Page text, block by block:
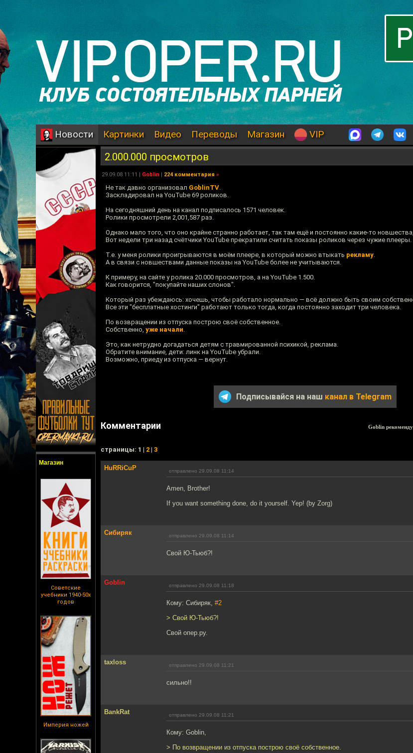
Новости Картинки Видео Переводы Магазин VIP
Магазин
Советские
учебники 1940-50х
годов
Империя ножей
2.000.000 просмотров
29.09.08 11:11 | Goblin | 224 комментария »
Не так давно организовал GoblinTV.
Заскладировал на YouTube 69 роликов.
На сегодняшний день на канал подписалось 1571 человек.
Ролики просмотрели 2,001,587 раз.
Однако мало того, что оно крайне странно работает, так там ещё и постоянно какие-то
Вот недели три назад счётчики YouTube прекратили считать показы роликов через чужие плееры.
Т.е. у меня ролики проигрываются в моём плеере, в который можно втыкать рекламу.
А в связи с новшествами данные показы на YouTube более не учитываются.
К примеру, на сайте у ролика 20.000 просмотров, а на YouTube 1.500.
Как говорится, "покупайте наших слонов".
Который раз убеждаюсь: хочешь, чтобы работало нормально — всё должно быть своим
Все эти "бесплатные хостинги" работают только тогда, когда постоянно заходит три человека.
По возвращении из отпуска построю своё собственное.
Собственно, уже начали.
Это, как нетрудно догадаться детям с травмированной психикой, реклама.
Обратите внимание, дети: линк на YouTube убрали.
Возможно, приеду из отпуска — вернут.
Подписывайся на наш канал в Telegram
Комментарии Goblin
cтраницы: 1 | 2 | 3
HuRRiCuP отправлено 29.09.08 11:14
Amen, Brother!
If you want something done, do it yourself. Yep! (by Zorg)
Сибиряк отправлено 29.09.08 11:14
Свой Ю-Тьюб?!
Goblin отправлено 29.09.08 11:18
Кому: Сибиряк, #2
> Свой Ю-Тьюб?!
Свой опер.ру.
taxloss отправлено 29.09.08 11:21
сильно!!
BankRat отправлено 29.09.08 11:21
Кому: Goblin,
> По возвращении из отпуска построю своё собственное.